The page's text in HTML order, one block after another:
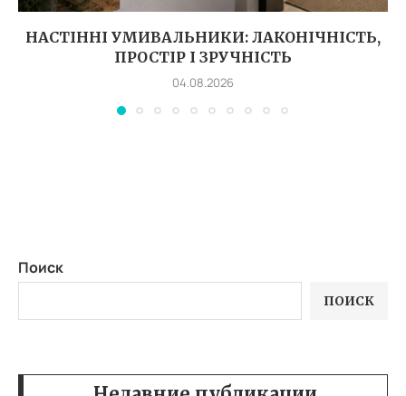
НАСТІННІ УМИВАЛЬНИКИ: ЛАКОНІЧНІСТЬ,
ПРОСТІР І ЗРУЧНІСТЬ
04.08.2026
Поиск
ПОИСК